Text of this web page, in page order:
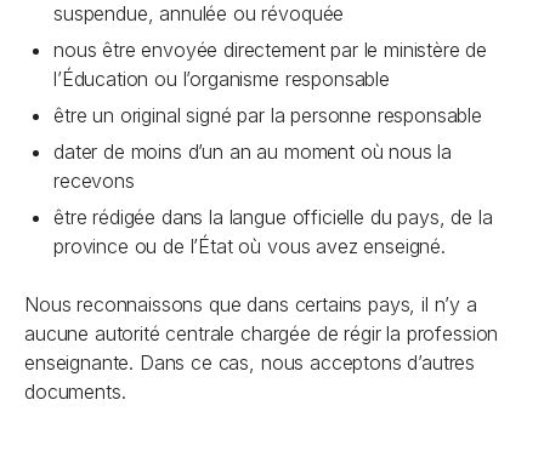
suspendue, annulée ou révoquée
nous être envoyée directement par le ministère de
l’Éducation ou l’organisme responsable
être un original signé par la personne responsable
dater de moins d’un an au moment où nous la
recevons
être rédigée dans la langue officielle du pays, de la
province ou de l’État où vous avez enseigné.
Nous reconnaissons que dans certains pays, il n’y a
aucune autorité centrale chargée de régir la profession
enseignante. Dans ce cas, nous acceptons d’autres
documents.